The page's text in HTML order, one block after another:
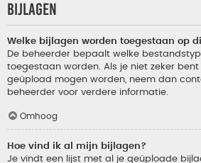
Bijlagen
Welke bijlagen worden toegestaan op
De beheerder bepaalt welke
toegestaan worden. Als je niet zeker
geüpload mogen worden, neem dan
beheerder voor verdere informatie.
Omhoog
Hoe vind ik al mijn bijlagen?
Je vindt een lijst met al je geüploade